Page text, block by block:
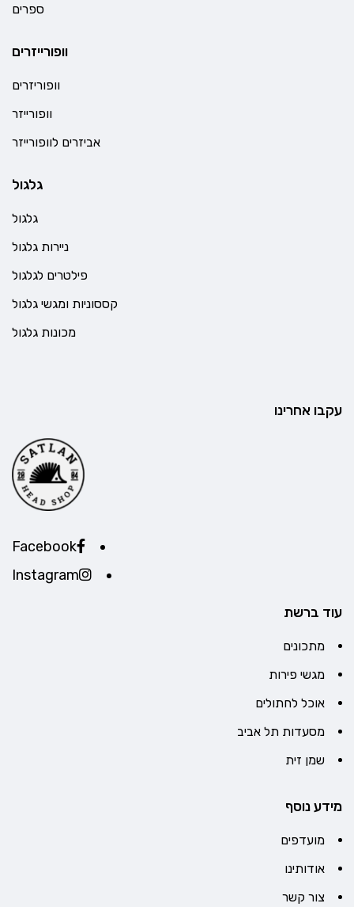
ספרים
וופורייזרים
וופוריזרים
וופורייזר
אביזרים לוופורייזר
גלגול
גלגול
ניירות גלגול
פילטרים לגלגול
קססוניות ומגשי גלגול
מכונות גלגול
עקבו אחרינו
Facebook
Instagram
עוד ברשת
מתכונים
מגשי פירות
אוכל לחתולים
מסעדות תל אביב
שמן זית
מידע נוסף
מועדפים
אודותינו
צור קשר